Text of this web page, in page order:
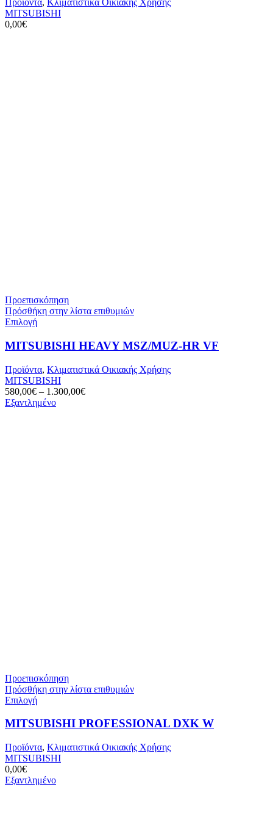
Προϊόντα, Κλιματιστικά Οικιακής Χρήσης
MITSUBISHI
0,00€
Προεπισκόπηση
Πρόσθήκη στην λίστα επιθυμιών
ΕπιλογήΑυτό
προϊόν
έχει
πολλαπλές
παραλλαγές.
Οι
επιλογές
μπορούν
MITSUBISHI HEAVY MSZ/MUZ-HR VF
Προϊόντα, Κλιματιστικά Οικιακής Χρήσης
MITSUBISHI
580,00€ – 1.300,00€
Εξαντλημένο
Προεπισκόπηση
Πρόσθήκη στην λίστα επιθυμιών
ΕπιλογήΑυτό
προϊόν
πολλαπλές
παραλλαγές.
Οι
επιλογές
μπορούν
MITSUBISHI PROFESSIONAL DXK W
Προϊόντα, Κλιματιστικά Οικιακής Χρήσης
MITSUBISHI
0,00€
Εξαντλημένο